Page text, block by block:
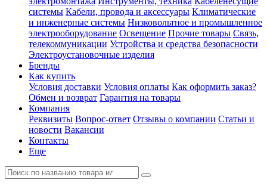
системы Кабели, провода и аксессуары Климатические
и инженерные системы Низковольтное и промышленное
электрооборудование Освещение Прочие товары Связь,
телекоммуникации Устройства и средства безопасности
Электроустановочные изделия
Бренды
Как купить
Условия доставки Условия оплаты Как оформить заказ?
Обмен и возврат Гарантия на товары
Компания
Реквизиты Вопрос-ответ Отзывы о компании Статьи и
новости Вакансии
Контакты
Еще